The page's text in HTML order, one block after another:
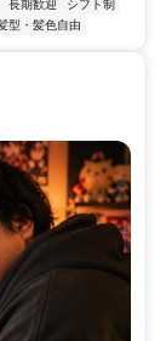
長期歓迎
シフト制
型・髪色自由